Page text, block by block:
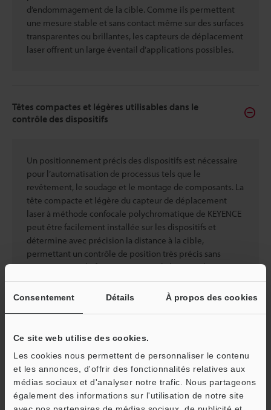
Consentement Détails À propos des cookies
Ce site web utilise des cookies.
Les cookies nous permettent de personnaliser le contenu
et les annonces, d'offrir des fonctionnalités relatives aux
médias sociaux et d'analyser notre trafic. Nous partageons
également des informations sur l'utilisation de notre site
d’endommagement de la cible. Comme ils permettent
une mesure stable et sans contact même sur des surfaces
transparentes ou brillantes, les capteurs de déplacement
laser offrent un large éventail d’applications possibles.
Têtes compactes et légères utilisables dans le
contrôle des dispositifs
Un positionnement précis des dispositifs est nécessaire
pour l’automatisation de processus tels que le
revêtement, le soudage et le montage de composants. La
tête compacte et légère du capteur de déplacement
laser à méthode confocale polychromatique de KEYENCE
peut être facilement installée sur les dispositifs et
détermine avec précision la distance à la cible,
permettant un contrôle de position très précis sans
compromettre le fonctionnement de l’appareil.
En séparant l’unité du spectroscope et en laissant la
lentille comme seule partie clé dans la tête, le capteur
de déplacement confocal Série CL-3000 dispose d’une
installée dans les machines. La mesure est effectuée avec
la lumière sur le même axe, de sorte que les hauteurs des
espaces étroits dans les cibles peuvent également être
mesurées sans angle mort. De plus, la tête ne génère
aucune erreur due à la chaleur ou au bruit